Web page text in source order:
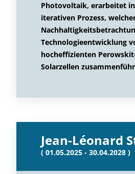
Photovoltaik, erarbeitet
iterativen Prozess,
Technologieentwicklung
hocheffizienten
Solarzellen
Jean-Léonard
( 01.05.2025 - 30.04.2028 )